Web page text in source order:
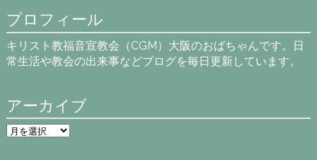
プロフィール
キリスト教福音宣教会（CGM）大阪のおばちゃんです。日
常生活や教会の出来事などブログを毎日更新しています。
アーカイブ
ア
ー